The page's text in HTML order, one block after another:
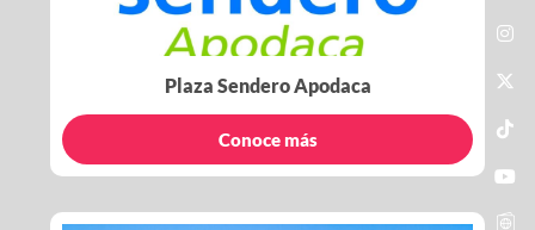
Plaza Sendero Apodaca
Conoce más